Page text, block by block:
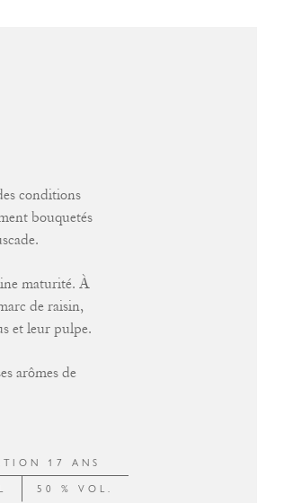
conditions
bouquetés
maturité. À
de raisin,
et leur pulpe.
arômes de
17 ANS
50 % VOL.